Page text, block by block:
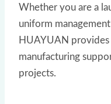
Whether you are a
uniform
HUAYUAN
manufacturing
projects.